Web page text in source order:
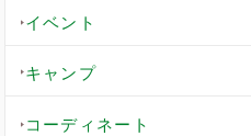
イベント
キャンプ
コーディネート